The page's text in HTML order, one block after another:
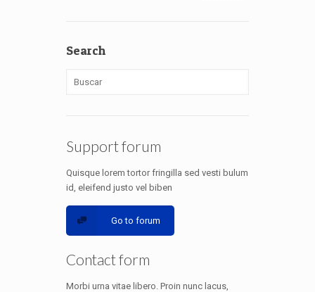
Search
Support forum
Quisque lorem tortor fringilla sed vesti bulum
id, eleifend justo vel biben
Go to forum
Contact form
Morbi urna vitae libero. Proin nunc lacus,